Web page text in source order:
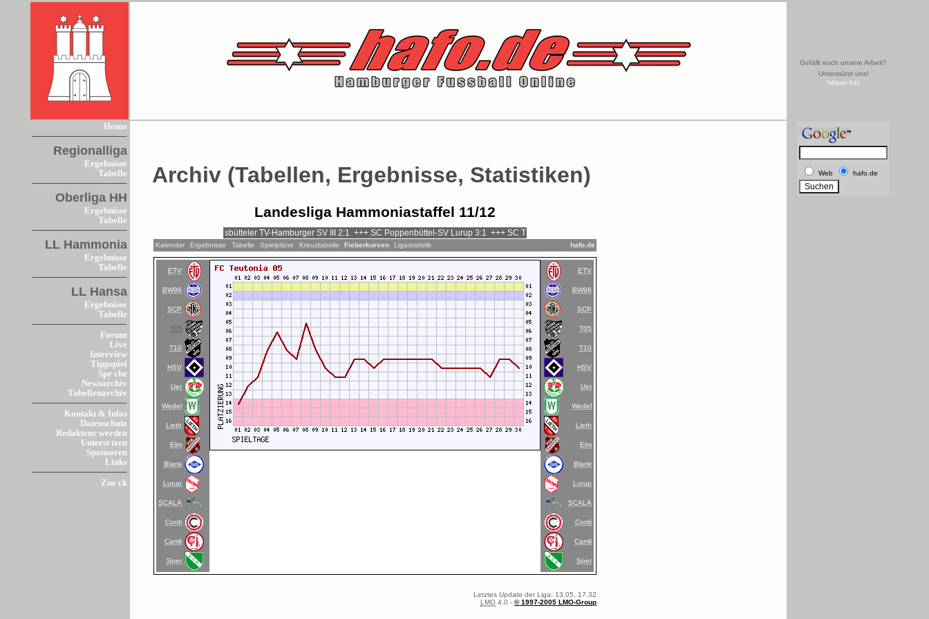
Gefällt euch unsere Arbeit?
Unterstützt uns!
Weitere Info
Home
Regionalliga
Ergebnisse
Tabelle
Oberliga HH
Ergebnisse
Tabelle
LL Hammonia
Ergebnisse
Tabelle
LL Hansa
Ergebnisse
Tabelle
Forum
Live
Interview
Tippspiel
Spr che
Newsarchiv
Tabellenarchiv
Kontakt & Infos
Datenschutz
Redakteur werden
Unterst tzen
Sponsoren
Links
Zur ck
Archiv (Tabellen, Ergebnisse, Statistiken)
Landesliga Hammoniastaffel 11/12
Kalender Ergebnisse Tabelle Spielpläne Kreuztabelle Fieberkurven Ligastatistik hafo.de
ETV
BW96
SCP
T05
T10
HSV
Uet
Wedel
Lieth
Elm
Blank
Lurup
SCALA
Cordi
Camli
Sper
ETV
BW96
SCP
T05
T10
HSV
Uet
Wedel
Lieth
Elm
Blank
Lurup
SCALA
Cordi
Camli
Sper
Letztes Update der Liga: 13.05. 17.32
LMO 4.0 - © 1997-2005 LMO-Group
Web hafo.de